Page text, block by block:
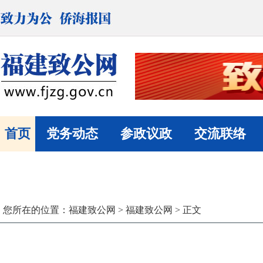
首页 党务动态 参政议政 交流联络
您所在的位置： 福建致公网 > 福建致公网 > 正文